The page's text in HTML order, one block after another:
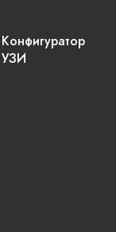
Конфигуратор
УЗИ